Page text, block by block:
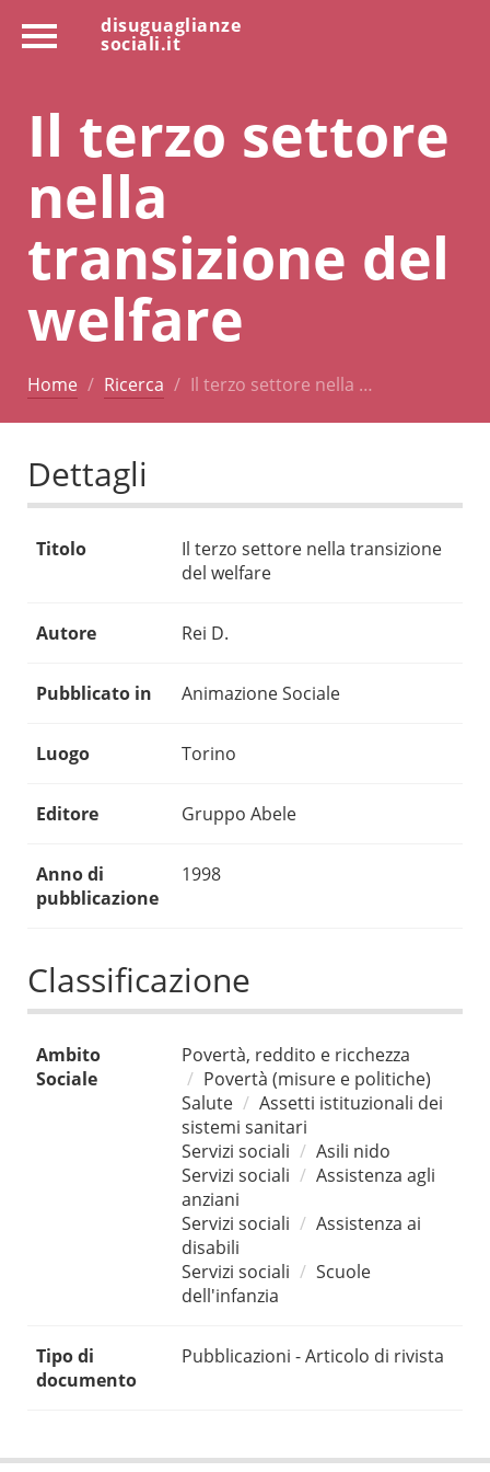
disuguaglianze
sociali.it
Il terzo settore
nella
transizione del
welfare
Home Ricerca Il terzo settore nella …
Dettagli
Titolo
Il terzo settore nella transizione
del welfare
Autore Rei D.
Pubblicato in Animazione Sociale
Luogo Torino
Editore Gruppo Abele
Anno di
pubblicazione
1998
Classificazione
Ambito
Sociale
Povertà, reddito e ricchezza
Povertà (misure e politiche)
Salute
Assetti istituzionali dei
sistemi sanitari
Servizi sociali
Asili nido
Servizi sociali
Assistenza agli
anziani
Servizi sociali
Assistenza ai
disabili
Servizi sociali
Scuole
dell'infanzia
Tipo di
documento
Pubblicazioni - Articolo di rivista